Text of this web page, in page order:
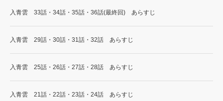
入青雲 33話・34話・35話・36話(最終回) あらすじ
入青雲 29話・30話・31話・32話 あらすじ
入青雲 25話・26話・27話・28話 あらすじ
入青雲 21話・22話・23話・24話 あらすじ